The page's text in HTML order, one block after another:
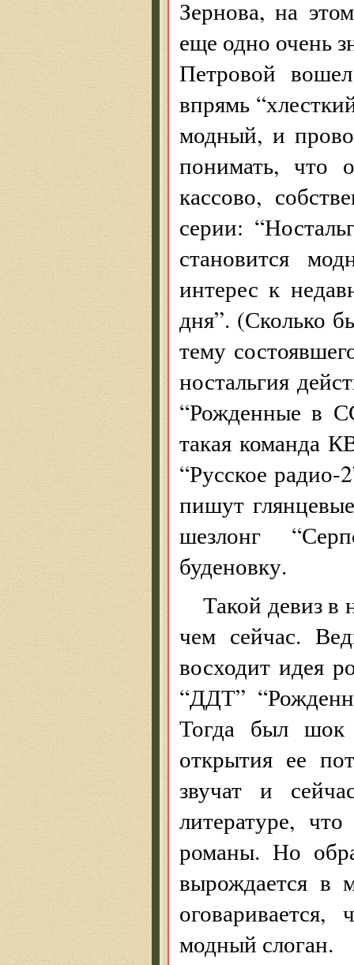
Зернова, на
еще одно очень
Петровой
впрямь
модный, и
понимать, что
кассово,
серии:
становится
интерес к
дня”. (Сколько
тему
ностальгия
“Рожденные в
такая команда
“Русское радио-
пишут
шезлонг
буденовку.
Такой девиз в
чем сейчас.
восходит идея
“ДДТ”
Тогда был шок
открытия ее
звучат и
литературе,
романы. Но
вырождается в
модный слоган.